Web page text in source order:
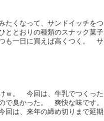
たくなって、サンドイッチを
とおりの種類のスナック菓
一日に買えば高くつく。 サ
ｗ。 今回は、牛乳でつくっ
ので臭かった。 爽快な味で
は、来年の締め切りまで延